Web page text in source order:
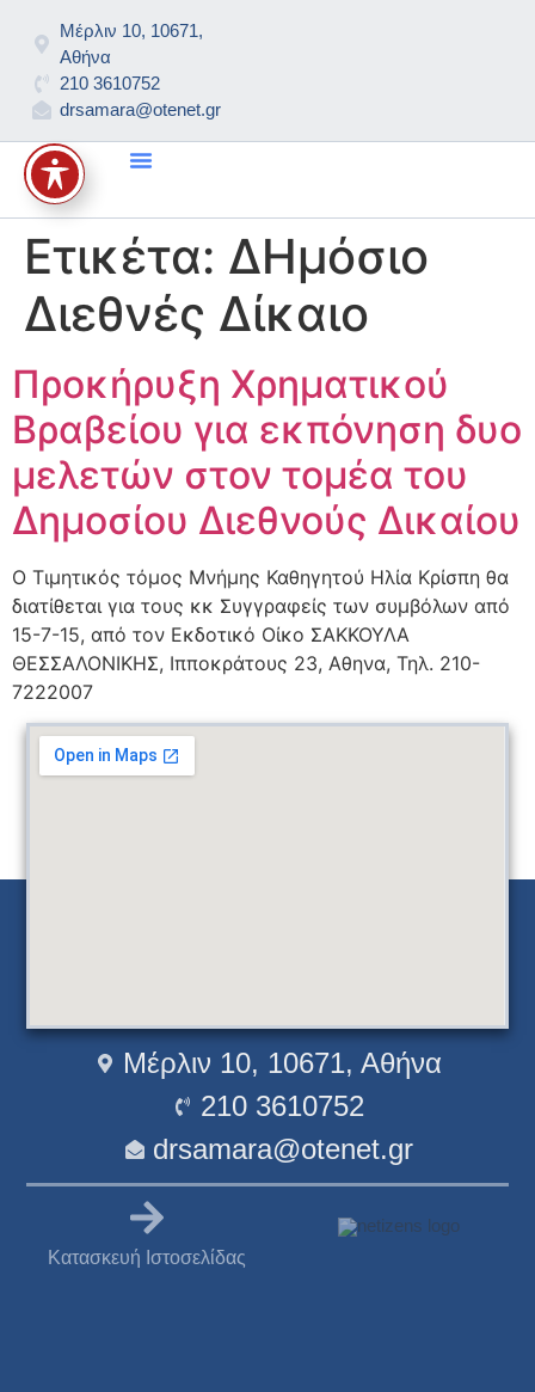
Μέρλιν 10, 10671,
Αθήνα
210 3610752
drsamara@otenet.gr
Ετικέτα: ΔΗμόσιο
Διεθνές Δίκαιο
Προκήρυξη Χρηματικού
Βραβείου για εκπόνηση δυο
μελετών στον τομέα του
Δημοσίου Διεθνούς Δικαίου
Ο Τιμητικός τόμος Μνήμης Καθηγητού Ηλία Κρίσπη θα
διατίθεται για τους κκ Συγγραφείς των συμβόλων από
15-7-15, από τον Εκδοτικό Οίκο ΣΑΚΚΟΥΛΑ
ΘΕΣΣΑΛΟΝΙΚΗΣ, Ιπποκράτους 23, Αθηνα, Τηλ. 210-
7222007
Μέρλιν 10, 10671, Αθήνα
210 3610752
drsamara@otenet.gr
Κατασκευή Ιστοσελίδας